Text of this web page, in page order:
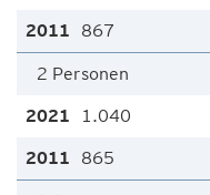
867
2 Personen
1.040
865